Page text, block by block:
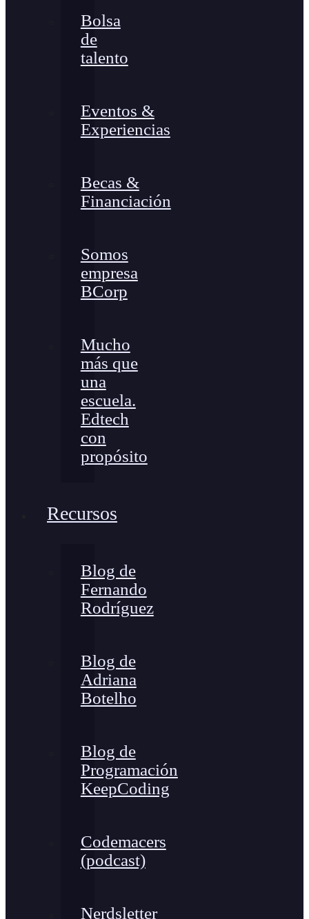
Bolsa
de
talento
Eventos &
Experiencias
Becas &
Financiación
Somos
empresa
BCorp
Mucho
más que
una
escuela.
Edtech
con
propósito
Recursos
Blog de
Fernando
Rodríguez
Blog de
Adriana
Botelho
Blog de
Programación
KeepCoding
Codemacers
(podcast)
Nerdsletter